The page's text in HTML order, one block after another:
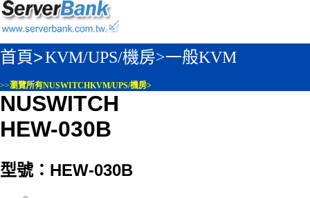
首頁>KVM/UPS/機房>一般KVM
>>瀏覽所有NUSWITCHKVM/UPS/機房>
NUSWITCH
HEW-030B
型號：HEW-030B